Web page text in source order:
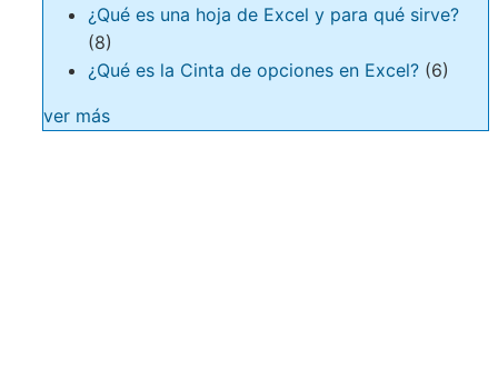
¿Qué es una hoja de Excel y para qué sirve?
(8)
¿Qué es la Cinta de opciones en Excel? (6)
ver más